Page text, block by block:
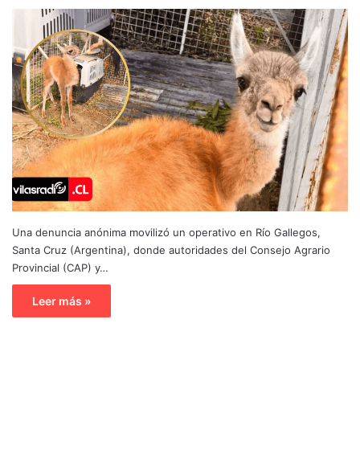
Una denuncia anónima movilizó un operativo en Río Gallegos,
Santa Cruz (Argentina), donde autoridades del Consejo Agrario
Provincial (CAP) y…
Leer más »